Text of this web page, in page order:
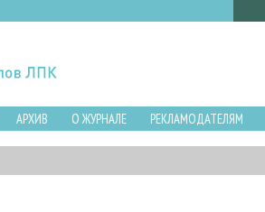
АРХИВ О ЖУРНАЛЕ РЕКЛАМОДАТЕЛЯМ